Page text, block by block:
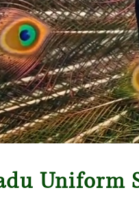
Uniform